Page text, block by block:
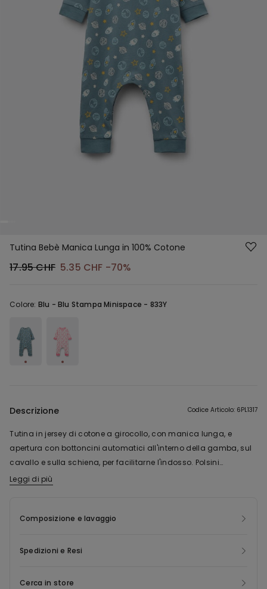
Tutina Bebè Manica Lunga in 100% Cotone
17.95 CHF 5.35 CHF -70%
Colore: Blu -Blu Stampa Minispace - 833Y
Descrizione Codice Articolo: 6PL1317
Tutina in jersey di cotone a girocollo, con manica lunga, e
apertura con bottoncini automatici all'interno della gamba, sul
cavallo e sulla schiena, per facilitarne l'indosso. Polsini
elasticizzati sul fondo manica e sulla caviglia.
Leggi di più
Composizione e lavaggio
Spedizioni e Resi
Cerca in store